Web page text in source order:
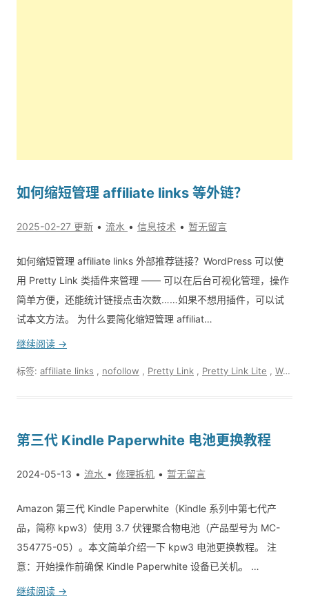
如何缩短管理 affiliate links 等外链？
2025-02-27 更新 流水 信息技术 暂无留言
如何缩短管理 affiliate links 外部推荐链接？WordPress 可以使
用 Pretty Link 类插件来管理 —— 可以在后台可视化管理，操作
简单方便，还能统计链接点击次数……如果不想用插件，可以试
试本文方法。 为什么要简化缩短管理 affiliat…
继续阅读 →
标签: affiliate links nofollow Pretty Link Pretty Link Lite WordPress
第三代 Kindle Paperwhite 电池更换教程
2024-05-13 流水 修理拆机 暂无留言
Amazon 第三代 Kindle Paperwhite（Kindle 系列中第七代产
品，简称 kpw3）使用 3.7 伏锂聚合物电池（产品型号为 MC-
354775-05）。本文简单介绍一下 kpw3 电池更换教程。 注
意：开始操作前确保 Kindle Paperwhite 设备已关机。 …
继续阅读 →